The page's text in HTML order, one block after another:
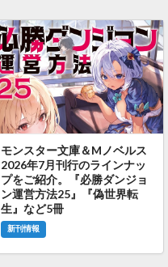
モンスター文庫＆Mノベルス
2026年7月刊行のラインナッ
プをご紹介。『必勝ダンジョ
ン運営方法25』『偽世界転
生』など5冊
新刊情報